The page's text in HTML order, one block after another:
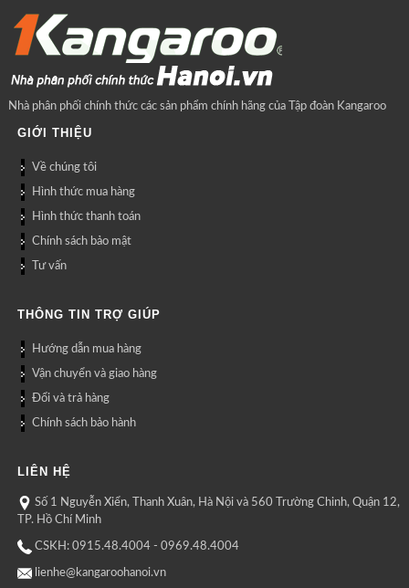
Nhà phân phối chính thức các sản phẩm chính hãng của Tập đoàn Kangaroo
GIỚI THIỆU
Về chúng tôi
Hình thức mua hàng
Hình thức thanh toán
Chính sách bảo mật
Tư vấn
THÔNG TIN TRỢ GIÚP
Hướng dẫn mua hàng
Vận chuyển và giao hàng
Đổi và trả hàng
Chính sách bảo hành
LIÊN HỆ
Số 1 Nguyễn Xiển, Thanh Xuân, Hà Nội và 560 Trường Chinh, Quận 12,
TP. Hồ Chí Minh
CSKH: 0915.48.4004 - 0969.48.4004
lienhe@kangaroohanoi.vn